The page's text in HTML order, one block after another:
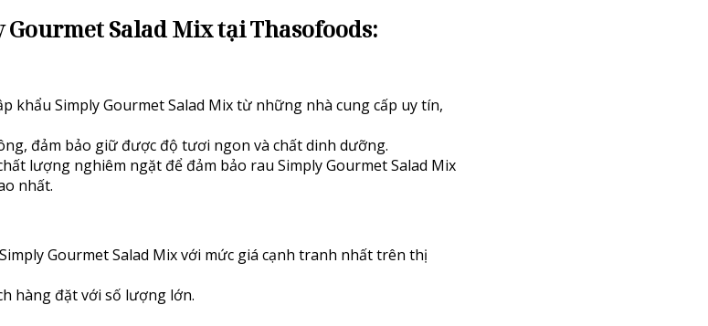
Salad Mixtại Thasofoods:
khẩu Simply Gourmet Salad Mix từ những nhà cung cấp uy tín,
đảm bảo giữ được độ tươi ngon và chất dinh dưỡng.
lượng nghiêm ngặt để đảm bảo rau Simply Gourmet Salad Mix
nhất.
Gourmet Salad Mix với mức giá cạnh tranh nhất trên thị
hàng đặt với số lượng lớn.